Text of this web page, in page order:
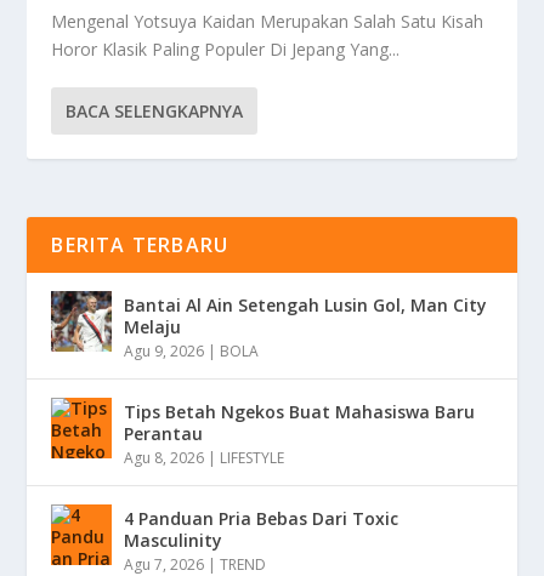
Mengenal Yotsuya Kaidan Merupakan Salah Satu Kisah
Horor Klasik Paling Populer Di Jepang Yang...
BACA SELENGKAPNYA
BERITA TERBARU
Bantai Al Ain Setengah Lusin Gol, Man City
Melaju
Agu 9, 2026 | BOLA
Tips Betah Ngekos Buat Mahasiswa Baru
Perantau
Agu 8, 2026 | LIFESTYLE
4 Panduan Pria Bebas Dari Toxic
Masculinity
Agu 7, 2026 |TREND